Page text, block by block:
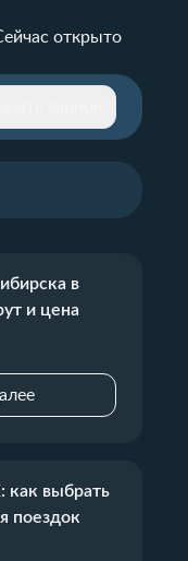
открыто
в
и цена
как выбрать
поездок